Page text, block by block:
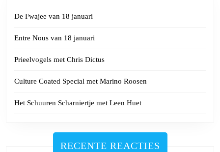
De Fwajee van 18 januari
Entre Nous van 18 januari
Prieelvogels met Chris Dictus
Culture Coated Special met Marino Roosen
Het Schuuren Scharniertje met Leen Huet
RECENTE REACTIES